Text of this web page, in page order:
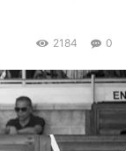
0
2184